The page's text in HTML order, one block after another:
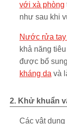
với xà phòng
như sau khi
Nước rửa
khả năng
được bổ
kháng da và
2. Khử khuẩn
Các vật